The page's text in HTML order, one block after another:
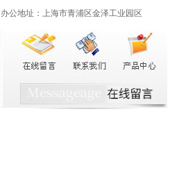
办公地址：上海市青浦区金泽工业园区